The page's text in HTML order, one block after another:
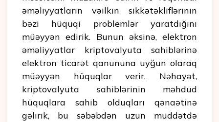
əməliyyatların vəilkin sikkətəkliflərinin
bəzi hüquqi problemlər yaratdığını
müəyyən edirik. Bunun əksinə, elektron
əməliyyatlar kriptovalyuta sahiblərinə
elektron ticarət qanununa uyğun olaraq
müəyyən hüquqlar verir. Nəhayət,
kriptovalyuta sahiblərinin məhdud
hüquqlara sahib olduqları qənaətinə
gəlirik, bu səbəbdən uzun müddətdə